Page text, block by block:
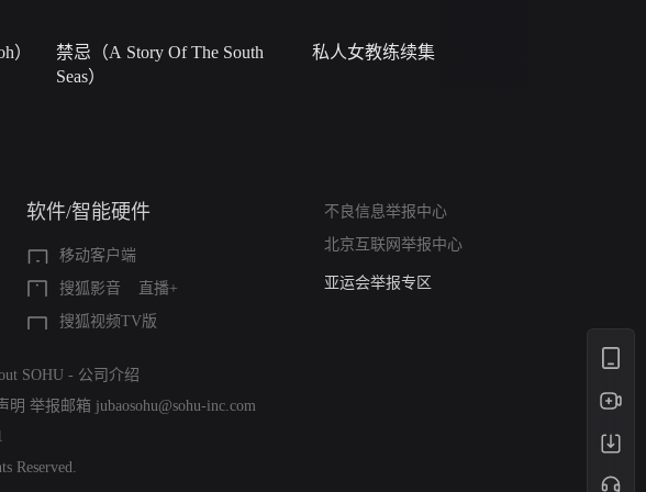
）
禁忌（A Story Of The South
Seas）
私人女教练续集
软件/智能硬件
移动客户端
搜狐影音
直播+
搜狐视频TV版
不良信息举报中心
北京互联网举报中心
算法推荐专项举报
亚运会举报专区
SOHU - 公司介绍
明 举报邮箱 jubaosohu@sohu-inc.com
Reserved.